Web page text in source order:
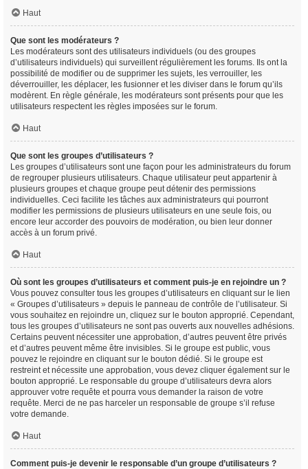
Haut
Que sont les modérateurs ?
Les modérateurs sont des utilisateurs individuels (ou des groupes
d’utilisateurs individuels) qui surveillent régulièrement les forums. Ils ont la
possibilité de modifier ou de supprimer les sujets, les verrouiller, les
déverrouiller, les déplacer, les fusionner et les diviser dans le forum qu’ils
modèrent. En règle générale, les modérateurs sont présents pour que les
utilisateurs respectent les règles imposées sur le forum.
Haut
Que sont les groupes d’utilisateurs ?
Les groupes d’utilisateurs sont une façon pour les administrateurs du forum
de regrouper plusieurs utilisateurs. Chaque utilisateur peut appartenir à
plusieurs groupes et chaque groupe peut détenir des permissions
individuelles. Ceci facilite les tâches aux administrateurs qui pourront
modifier les permissions de plusieurs utilisateurs en une seule fois, ou
encore leur accorder des pouvoirs de modération, ou bien leur donner
accès à un forum privé.
Haut
Où sont les groupes d’utilisateurs et comment puis-je en rejoindre un ?
Vous pouvez consulter tous les groupes d’utilisateurs en cliquant sur le lien
« Groupes d’utilisateurs » depuis le panneau de contrôle de l’utilisateur. Si
vous souhaitez en rejoindre un, cliquez sur le bouton approprié. Cependant,
tous les groupes d’utilisateurs ne sont pas ouverts aux nouvelles adhésions.
Certains peuvent nécessiter une approbation, d’autres peuvent être privés
et d’autres peuvent même être invisibles. Si le groupe est public, vous
pouvez le rejoindre en cliquant sur le bouton dédié. Si le groupe est
restreint et nécessite une approbation, vous devez cliquer également sur le
bouton approprié. Le responsable du groupe d’utilisateurs devra alors
approuver votre requête et pourra vous demander la raison de votre
requête. Merci de ne pas harceler un responsable de groupe s’il refuse
votre demande.
Haut
Comment puis-je devenir le responsable d’un groupe d’utilisateurs ?